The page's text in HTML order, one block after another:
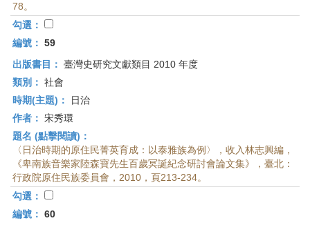
78。
勾選：
編號： 59
出版書目： 臺灣史研究文獻類目 2010 年度
類別： 社會
時期(主題)：
日治
作者： 宋秀環
題名 (點擊閱讀)：
〈日治時期的原住民菁英育成：以泰雅族為例〉，收入林志興編，
《卑南族音樂家陸森寶先生百歲冥誕紀念研討會論文集》，臺北：
行政院原住民族委員會，2010，頁213-234。
勾選：
編號： 60